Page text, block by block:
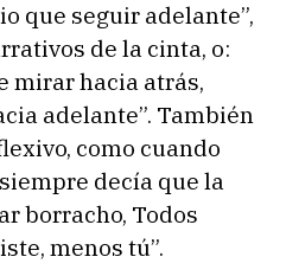
que seguir adelante”,
de la cinta, o:
mirar hacia atrás,
adelante”. También
como cuando
decía que la
borracho, Todos
menos tú”.